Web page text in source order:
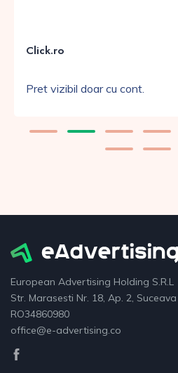
Click.ro
Pret vizibil doar cu cont.
European Advertising Holding S.R.L
Str. Marasesti Nr. 18, Ap. 2, Suceava
RO34860980
office@e-advertising.co